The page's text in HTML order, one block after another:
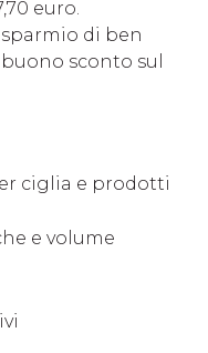
euro.
di ben
sconto sul
ciglia e prodotti
e volume